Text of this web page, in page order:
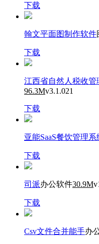
下载
翰文平面图制作软件
下载
江西省自然人税收
96.3Mv3.1.021
下载
亚能SaaS餐饮管理系
下载
司派办公软件30.9M
下载
Csv文件合并能手办